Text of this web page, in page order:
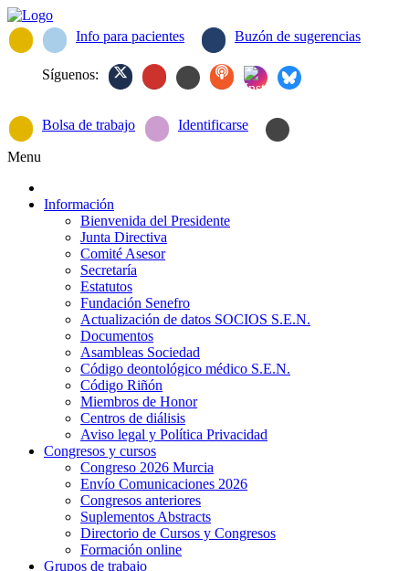
Info para pacientes Buzón de sugerencias
Síguenos:
Bolsa de trabajo Identificarse
Menu
Información
Bienvenida del Presidente
Junta Directiva
Comité Asesor
Secretaría
Estatutos
Fundación Senefro
Actualización de datos SOCIOS S.E.N.
Documentos
Asambleas Sociedad
Código deontológico médico S.E.N.
Código Riñón
Miembros de Honor
Centros de diálisis
Aviso legal y Política Privacidad
Congresos y cursos
Congreso 2026 Murcia
Envío Comunicaciones 2026
Congresos anteriores
Suplementos Abstracts
Directorio de Cursos y Congresos
Formación online
Grupos de trabajo